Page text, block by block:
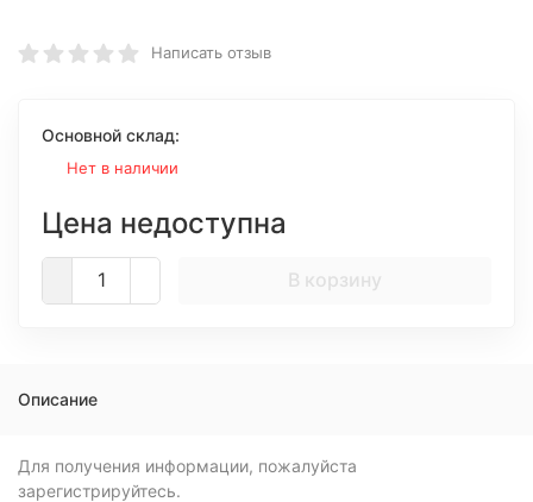
Написать отзыв
Основной склад:
Нет в наличии
Цена недоступна
В корзину
Описание
Для получения информации, пожалуйста
зарегистрируйтесь.